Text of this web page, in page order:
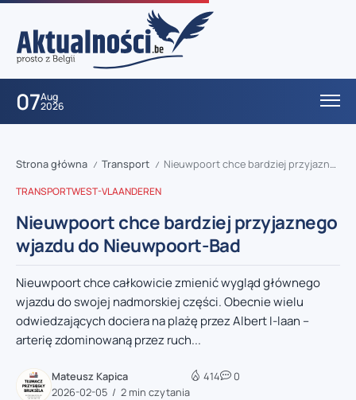
07Aug
2026
Strona główna / Transport / Nieuwpoort chce bardziej przyjaznego wjazdu do Nieuwpoort-Bad
TRANSPORTWEST-VLAANDEREN
Nieuwpoort chce bardziej przyjaznego
wjazdu do Nieuwpoort-Bad
Nieuwpoort chce całkowicie zmienić wygląd głównego
wjazdu do swojej nadmorskiej części. Obecnie wielu
odwiedzających dociera na plażę przez Albert I-laan –
arterię zdominowaną przez ruch...
Mateusz Kapica
2026-02-05
2 min czytania
414 0